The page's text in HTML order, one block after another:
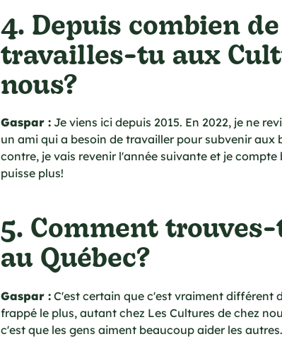
4. Depuis combien
travailles-tu aux
nous?
Gaspar : Je viens ici depuis 2015. En 2022, je ne
un ami qui a besoin de travailler pour subvenir aux
contre, je vais revenir l'année suivante et je compte
puisse plus!
5. Comment
au Québec?
Gaspar : C'est certain que c'est vraiment différent
frappé le plus, autant chez Les Cultures de chez
c'est que les gens aiment beaucoup aider les autres.